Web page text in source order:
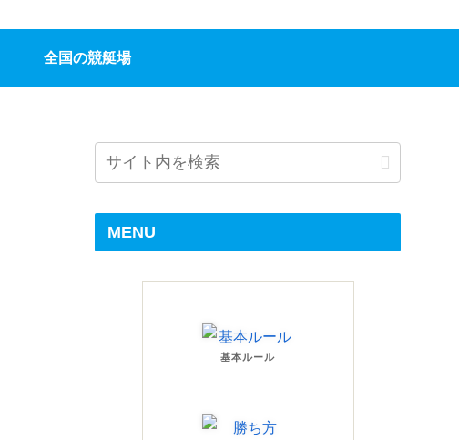
全国の競艇場
MENU
基本ルール